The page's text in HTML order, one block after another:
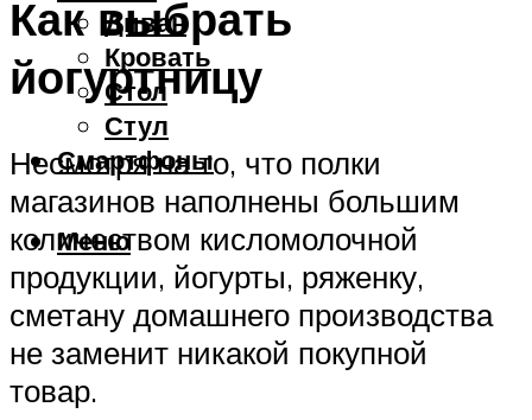
Диван
Кровать
Стол
Стул
Смартфоны
Меню
Как выбрать
йогуртницу
Несмотря на то, что полки
магазинов наполнены большим
количеством кисломолочной
продукции, йогурты, ряженку,
сметану домашнего производства
не заменит никакой покупной
товар.